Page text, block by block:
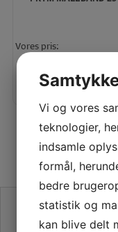
LÆS MERE
Vores pris:
SE VORES
Vi og vores
teknologier,
indsamle
formål,
bedre
statistik og
kan blive delt